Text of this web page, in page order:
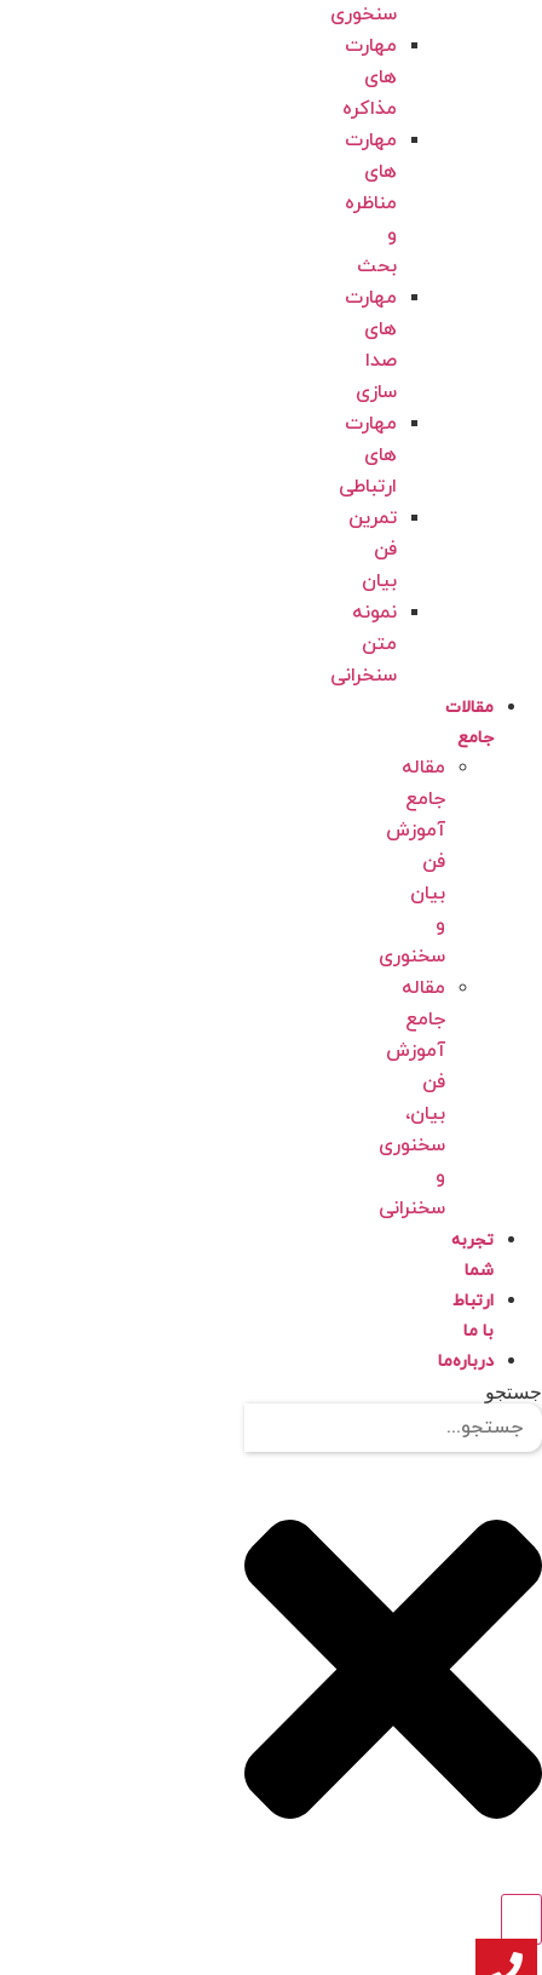
سنخوری
مهارت
های
مذاکره
مهارت
های
مناظره
بحث
مهارت
های
صدا
سازی
مهارت
های
ارتباطی
تمرین
فن
بیان
نمونه
متن
سنخرانی
مقالات
جامع
مقاله
جامع
آموزش
فن
بیان
سخنوری
مقاله
جامع
آموزش
فن
بیان،
سخنوری
سخنرانی
تجربه
شما
ارتباط
با ما
درباره‌ما